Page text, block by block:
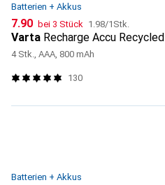
Batterien + Akkus
CHF
7.90 bei 3 Stück CHF
1.98/1Stk.
Varta Recharge Accu Recycled
4 Stk., AAA, 800 mAh
130
Batterien + Akkus